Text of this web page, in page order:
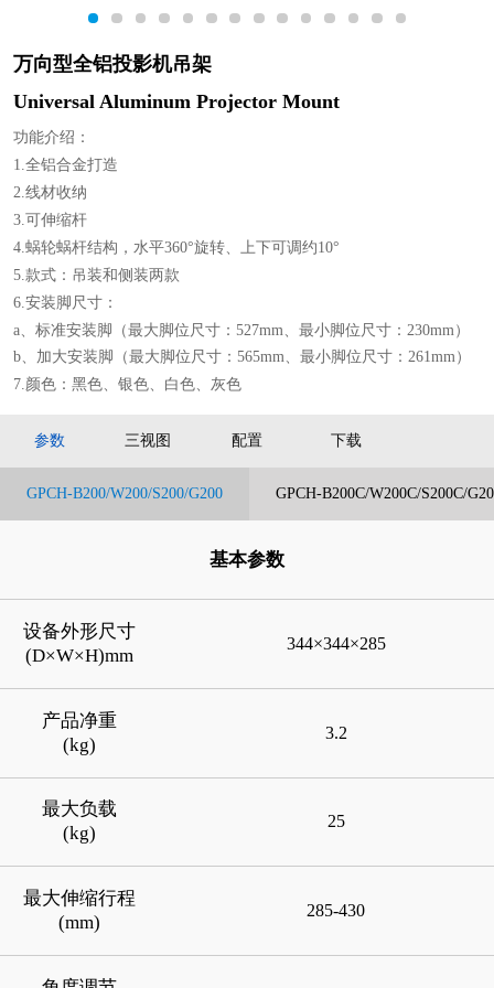
1 2 3 4 5 6 7 8 9 10 11 12 13 14
万向型全铝投影机吊架
Universal Aluminum Projector Mount
功能介绍：
1.全铝合金打造
2.线材收纳
3.可伸缩杆
4.蜗轮蜗杆结构，水平360°旋转、上下可调约10°
5.款式：吊装和侧装两款
6.安装脚尺寸：
a、标准安装脚（最大脚位尺寸：527mm、最小脚位尺寸：230mm）
b、加大安装脚（最大脚位尺寸：565mm、最小脚位尺寸：261mm）
7.颜色：黑色、银色、白色、灰色
参数 三视图 配置 下载
GPCH-B200/W200/S200/G200 GPCH-B200C/W200C/S200C/
基本参数
设备外形尺寸
(D×W×H)mm
344×344×285
产品净重
(kg)
3.2
最大负载
(kg)
25
最大伸缩行程
(mm)
285-430